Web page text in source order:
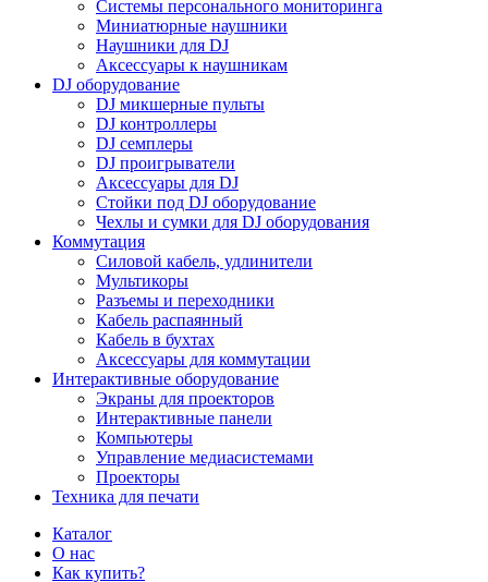
Системы персонального мониторинга
Миниатюрные наушники
Наушники для DJ
Аксессуары к наушникам
DJ оборудование
DJ микшерные пульты
DJ контроллеры
DJ семплеры
DJ проигрыватели
Аксессуары для DJ
Стойки под DJ оборудование
Чехлы и сумки для DJ оборудования
Коммутация
Силовой кабель, удлинители
Мультикоры
Разъемы и переходники
Кабель распаянный
Кабель в бухтах
Аксессуары для коммутации
Интерактивные оборудование
Экраны для проекторов
Интерактивные панели
Компьютеры
Управление медиасистемами
Проекторы
Техника для печати
Каталог
О нас
Как купить?